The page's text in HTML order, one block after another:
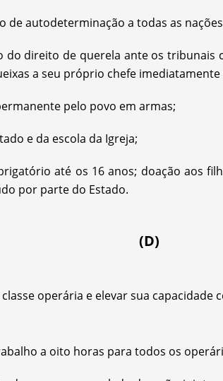
de autodeterminação a todas as
do direito de querela ante os
a seu próprio chefe
pelo povo em armas;
e da escola da Igreja;
até os 16 anos; doação aos
por parte do Estado.
(D)
operária e elevar sua capacidade
a oito horas para todos os